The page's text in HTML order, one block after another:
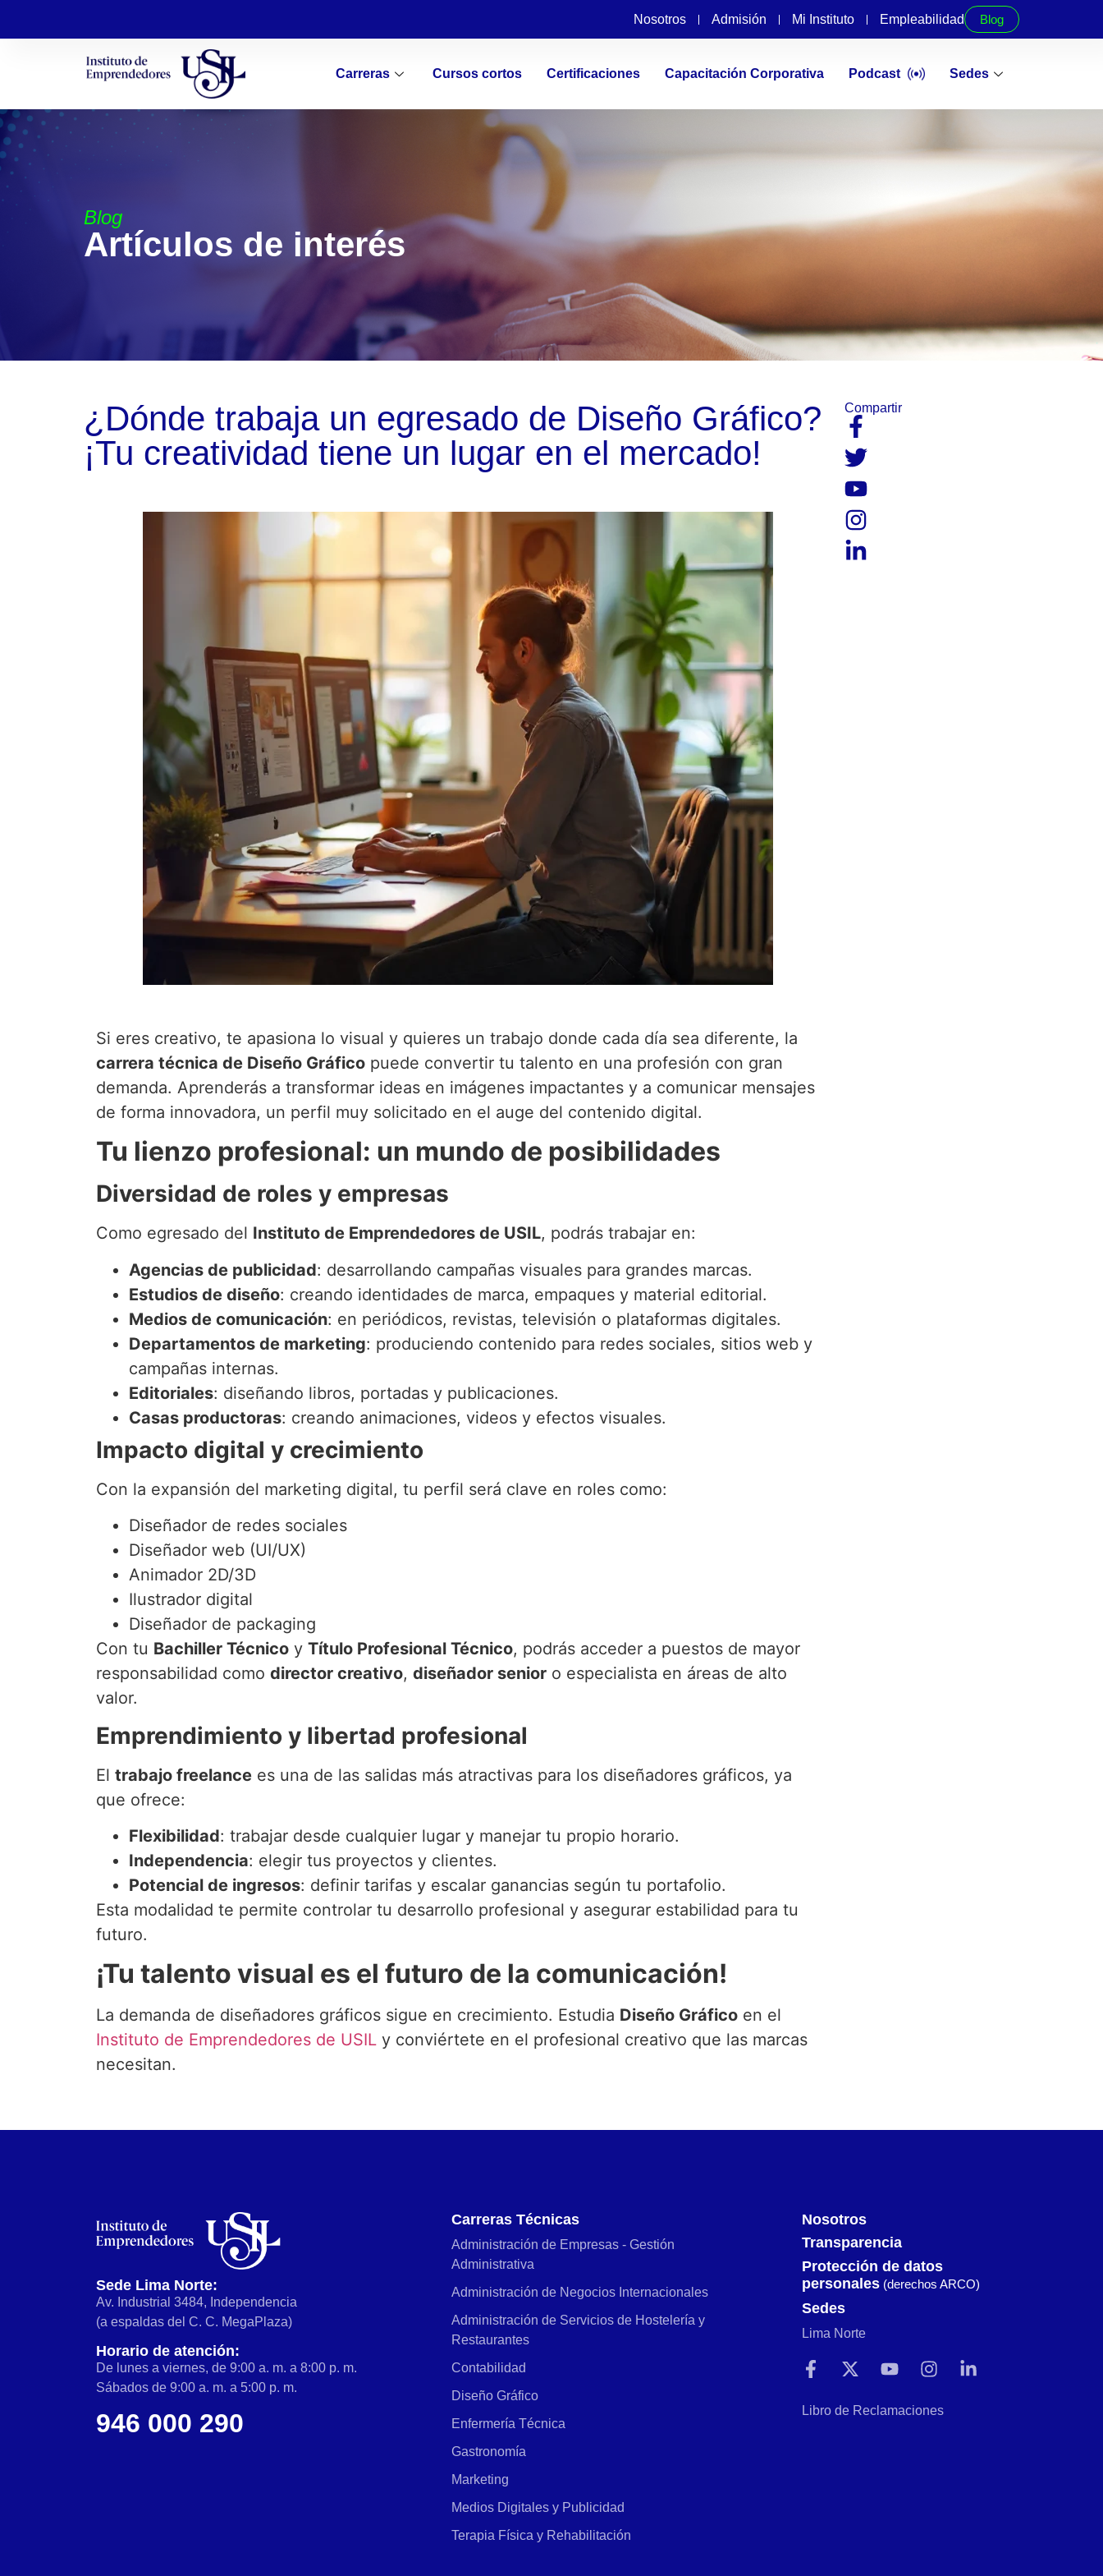
Nosotros Admisión Mi Instituto Empleabilidad Blog
Carreras Cursos cortos Certificaciones Capacitación Corporativa Podcast Sedes
Blog
Artículos de interés
¿Dónde trabaja un egresado de Diseño Gráfico?
¡Tu creatividad tiene un lugar en el mercado!
Si eres creativo, te apasiona lo visual y quieres un trabajo donde cada día sea diferente, la
carrera técnica de Diseño Gráfico puede convertir tu talento en una profesión con gran
demanda. Aprenderás a transformar ideas en imágenes impactantes y a comunicar mensajes
de forma innovadora, un perfil muy solicitado en el auge del contenido digital.
Tu lienzo profesional: un mundo de posibilidades
Diversidad de roles y empresas
Como egresado del Instituto de Emprendedores de USIL, podrás trabajar en:
Agencias de publicidad: desarrollando campañas visuales para grandes marcas.
Estudios de diseño: creando identidades de marca, empaques y material editorial.
Medios de comunicación: en periódicos, revistas, televisión o plataformas digitales.
Departamentos de marketing: produciendo contenido para redes sociales, sitios web y
campañas internas.
Editoriales: diseñando libros, portadas y publicaciones.
Casas productoras: creando animaciones, videos y efectos visuales.
Impacto digital y crecimiento
Con la expansión del marketing digital, tu perfil será clave en roles como:
Diseñador de redes sociales
Diseñador web (UI/UX)
Animador 2D/3D
Ilustrador digital
Diseñador de packaging
Con tu Bachiller Técnico y Título Profesional Técnico, podrás acceder a puestos de mayor
responsabilidad como director creativo, diseñador senior o especialista en áreas de alto
valor.
Emprendimiento y libertad profesional
El trabajo freelance es una de las salidas más atractivas para los diseñadores gráficos, ya
que ofrece:
Flexibilidad: trabajar desde cualquier lugar y manejar tu propio horario.
Independencia: elegir tus proyectos y clientes.
Potencial de ingresos: definir tarifas y escalar ganancias según tu portafolio.
Esta modalidad te permite controlar tu desarrollo profesional y asegurar estabilidad para tu
futuro.
¡Tu talento visual es el futuro de la comunicación!
La demanda de diseñadores gráficos sigue en crecimiento. Estudia Diseño Gráfico en el
Instituto de Emprendedores de USIL y conviértete en el profesional creativo que las marcas
necesitan.
Compartir​
Sede Lima Norte:
Av. Industrial 3484, Independencia
(a espaldas del C. C. MegaPlaza)
Horario de atención:
De lunes a viernes, de 9:00 a. m. a 8:00 p. m.
Sábados de 9:00 a. m. a 5:00 p. m.
946 000 290
Carreras Técnicas
Administración de Empresas - Gestión
Administrativa
Administración de Negocios Internacionales
Administración de Servicios de Hostelería y
Restaurantes
Contabilidad
Diseño Gráfico
Enfermería Técnica
Gastronomía
Marketing
Medios Digitales y Publicidad
Terapia Física y Rehabilitación
Nosotros
Transparencia
Protección de datos
personales (derechos ARCO)
Sedes
Lima Norte
Libro de Reclamaciones